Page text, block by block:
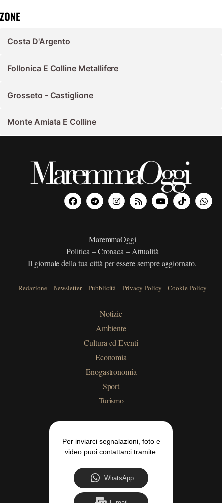
ZONE
Costa D'Argento
Follonica E Colline Metallifere
Grosseto - Castiglione
Monte Amiata E Colline
MaremmaOggi
Politica – Cronaca – Attualità
Il giornale della tua città per essere sempre aggiornato.
Redazione –Newsletter–Pubblicità–Privacy Policy –Cookie Policy
Notizie
Ambiente
Cultura ed Eventi
Economia
Enogastronomia
Sport
Turismo
Per inviarci segnalazioni, foto e
video puoi contattarci tramite:
WhatsApp